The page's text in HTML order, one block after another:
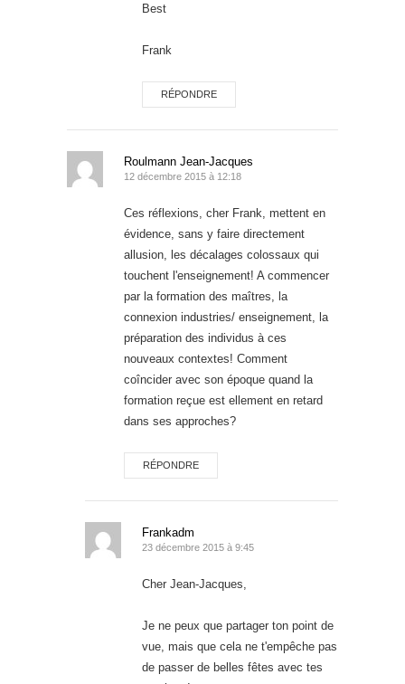
Best
Frank
RÉPONDRE
Roulmann Jean-Jacques
12 décembre 2015 à 12:18
Ces réflexions, cher Frank, mettent en
évidence, sans y faire directement
allusion, les décalages colossaux qui
touchent l'enseignement! A commencer
par la formation des maîtres, la
connexion industries/ enseignement, la
préparation des individus à ces
nouveaux contextes! Comment
coîncider avec son époque quand la
formation reçue est ellement en retard
dans ses approches?
RÉPONDRE
Frankadm
23 décembre 2015 à 9:45
Cher Jean-Jacques,
Je ne peux que partager ton point de
vue, mais que cela ne t'empêche pas
de passer de belles fêtes avec tes